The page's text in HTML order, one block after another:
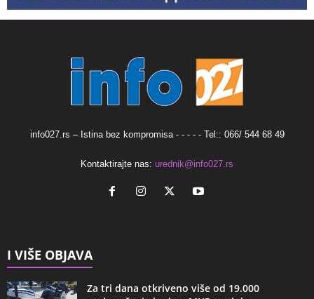
info027.rs – Istina bez kompromisa - - - - - Tel:: 066/ 544 68 49
Kontaktirajte nas: urednik@info027.rs
I VIŠE OBJAVA
Za tri dana otkriveno više od 19.000